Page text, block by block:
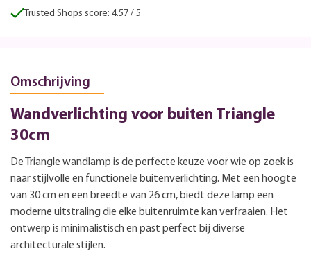
Trusted Shops score: 4.57 / 5
Omschrijving
Wandverlichting voor buiten Triangle
30cm
De Triangle wandlamp is de perfecte keuze voor wie op zoek is
naar stijlvolle en functionele buitenverlichting. Met een hoogte
van 30 cm en een breedte van 26 cm, biedt deze lamp een
moderne uitstraling die elke buitenruimte kan verfraaien. Het
ontwerp is minimalistisch en past perfect bij diverse
architecturale stijlen.